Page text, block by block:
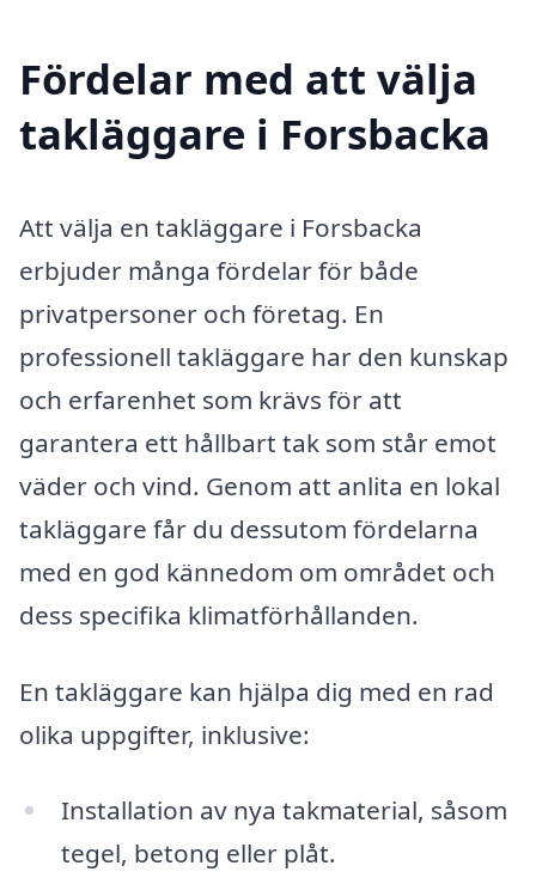
Fördelar med att välja
takläggare i Forsbacka
Att välja en takläggare i Forsbacka
erbjuder många fördelar för både
privatpersoner och företag. En
professionell takläggare har den kunskap
och erfarenhet som krävs för att
garantera ett hållbart tak som står emot
väder och vind. Genom att anlita en lokal
takläggare får du dessutom fördelarna
med en god kännedom om området och
dess specifika klimatförhållanden.
En takläggare kan hjälpa dig med en rad
olika uppgifter, inklusive:
Installation av nya takmaterial, såsom
tegel, betong eller plåt.